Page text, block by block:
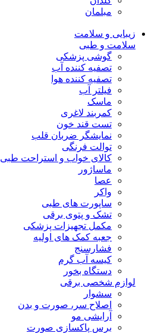
مبلمان
زیبایی و سلامت
سلامت و طبی
گوشی پزشکی
تصفیه کننده آب
تصفیه کننده هوا
فیلتر آب
ماسک
کمربند لاغری
تست قند خون
نمایشگر ضربان قلب
توالت فرنگی
کالای خواب و استراحت طبی
ماساژور
عصا
واکر
ساپورت های طبی
تشک و پتوی برقی
مکمل تجهیزات پزشکی
جعبه کمک های اولیه
فشارسنج
کیسه آب گرم
دستگاه بخور
لوازم شخصی برقی
سشوار
اصلاح سر، صورت و بدن
آرایشی مو
برس پاکسازی صورت